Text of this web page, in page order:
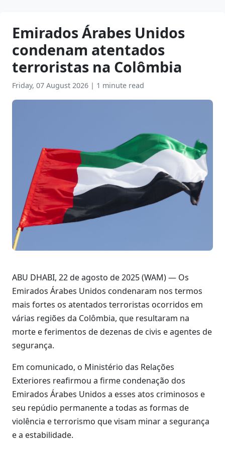
Emirados Árabes Unidos
condenam atentados
terroristas na Colômbia
Friday, 07 August 2026 | 1 minute read
ABU DHABI, 22 de agosto de 2025 (WAM) — Os
Emirados Árabes Unidos condenaram nos termos
mais fortes os atentados terroristas ocorridos em
várias regiões da Colômbia, que resultaram na
morte e ferimentos de dezenas de civis e agentes de
segurança.
Em comunicado, o Ministério das Relações
Exteriores reafirmou a firme condenação dos
Emirados Árabes Unidos a esses atos criminosos e
seu repúdio permanente a todas as formas de
violência e terrorismo que visam minar a segurança
e a estabilidade.